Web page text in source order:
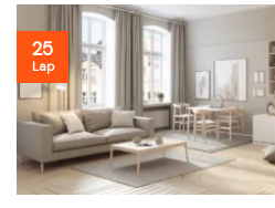
25
Lap